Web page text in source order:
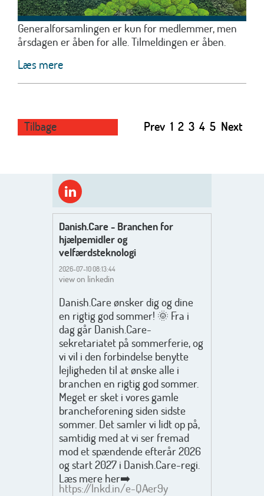
Generalforsamlingen er kun for medlemmer, men
årsdagen er åben for alle. Tilmeldingen er åben.
Læs mere
Tilbage Prev 1 2 3 4 5 Next
Danish.Care - Branchen for
hjælpemidler og
velfærdsteknologi
2026-07-10 08:13:44
view on linkedin
Danish.Care ønsker dig og dine
en rigtig god sommer! 🌞 Fra i
dag går Danish.Care-
sekretariatet på sommerferie, og
vi vil i den forbindelse benytte
lejligheden til at ønske alle i
branchen en rigtig god sommer.
Meget er sket i vores gamle
brancheforening siden sidste
sommer. Det samler vi lidt op på,
samtidig med at vi ser fremad
mod et spændende efterår 2026
og start 2027 i Danish.Care-regi.
Læs mere her➡️
https://lnkd.in/e-QAer9y